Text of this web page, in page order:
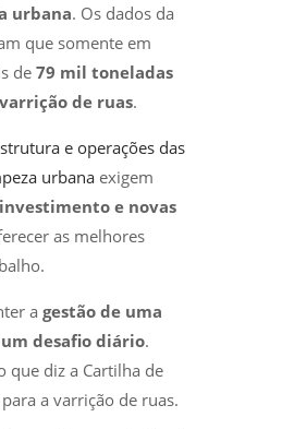
urbana. Os dados da
que somente em
de 79 mil toneladas
de ruas.
e operações das
urbana exigem
e novas
as melhores
a gestão de uma
desafio diário.
que diz a Cartilha de
a varrição de ruas.